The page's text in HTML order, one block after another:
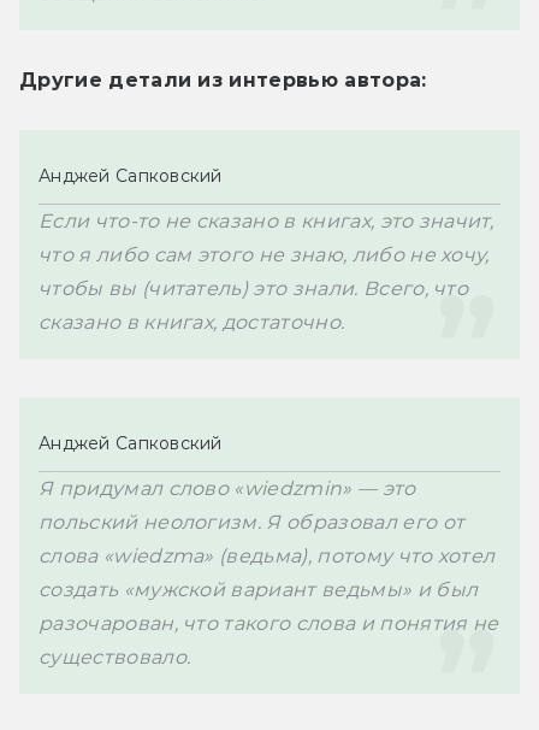
Другие детали из интервью автора:
Анджей Сапковский
Если что-то не сказано в книгах, это значит,
что я либо сам этого не знаю, либо не хочу,
чтобы вы (читатель) это знали. Всего, что
сказано в книгах, достаточно.
Анджей Сапковский
Я придумал слово «wiedzmin» — это
польский неологизм. Я образовал его от
слова «wiedzma» (ведьма), потому что хотел
создать «мужской вариант ведьмы» и был
разочарован, что такого слова и понятия не
существовало.